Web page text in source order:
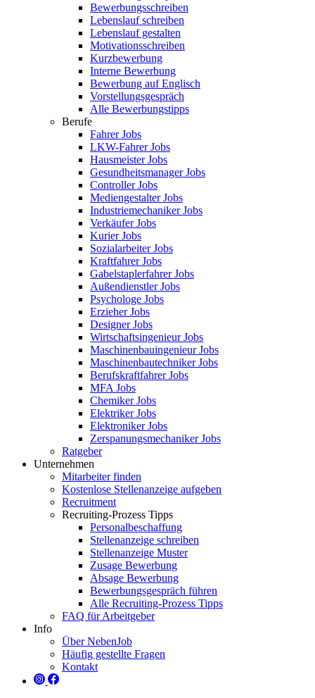
Bewerbungsschreiben
Lebenslauf schreiben
Lebenslauf gestalten
Motivationsschreiben
Kurzbewerbung
Interne Bewerbung
Bewerbung auf Englisch
Vorstellungsgespräch
Alle Bewerbungstipps
Berufe
Fahrer Jobs
LKW-Fahrer Jobs
Hausmeister Jobs
Gesundheitsmanager Jobs
Controller Jobs
Mediengestalter Jobs
Industriemechaniker Jobs
Verkäufer Jobs
Kurier Jobs
Sozialarbeiter Jobs
Kraftfahrer Jobs
Gabelstaplerfahrer Jobs
Außendienstler Jobs
Psychologe Jobs
Erzieher Jobs
Designer Jobs
Wirtschaftsingenieur Jobs
Maschinenbauingenieur Jobs
Maschinenbautechniker Jobs
Berufskraftfahrer Jobs
MFA Jobs
Chemiker Jobs
Elektriker Jobs
Elektroniker Jobs
Zerspanungsmechaniker Jobs
Ratgeber
Unternehmen
Mitarbeiter finden
Kostenlose Stellenanzeige aufgeben
Recruitment
Recruiting-Prozess Tipps
Personalbeschaffung
Stellenanzeige schreiben
Stellenanzeige Muster
Zusage Bewerbung
Absage Bewerbung
Bewerbungsgespräch führen
Alle Recruiting-Prozess Tipps
FAQ für Arbeitgeber
Info
Über NebenJob
Häufig gestellte Fragen
Kontakt